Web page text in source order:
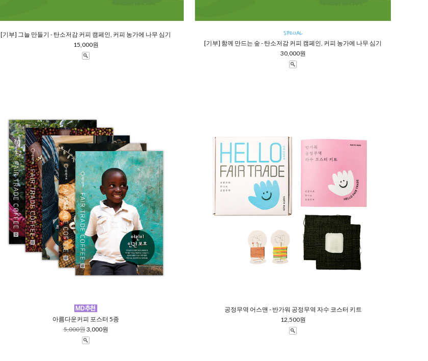
[기부] 그늘 만들기 - 탄소저감 커피 캠페인, 커피 농가에 나무 심기
15,000원
[기부] 함께 만드는 숲 - 탄소저감 커피 캠페인, 커피 농가에 나무 심기
30,000원
아름다운커피 포스터 5종
5,000원3,000원
공정무역 어스맨 - 반가워 공정무역 자수 코스터 키트
12,500원